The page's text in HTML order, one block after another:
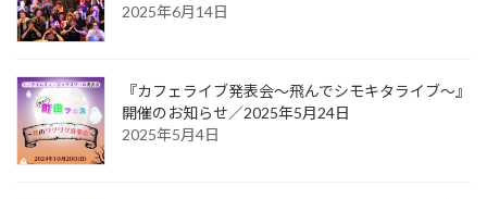
2025年6月14日
『カフェライブ発表会〜飛んでシモキタライブ〜』
開催のお知らせ／2025年5月24日
2025年5月4日